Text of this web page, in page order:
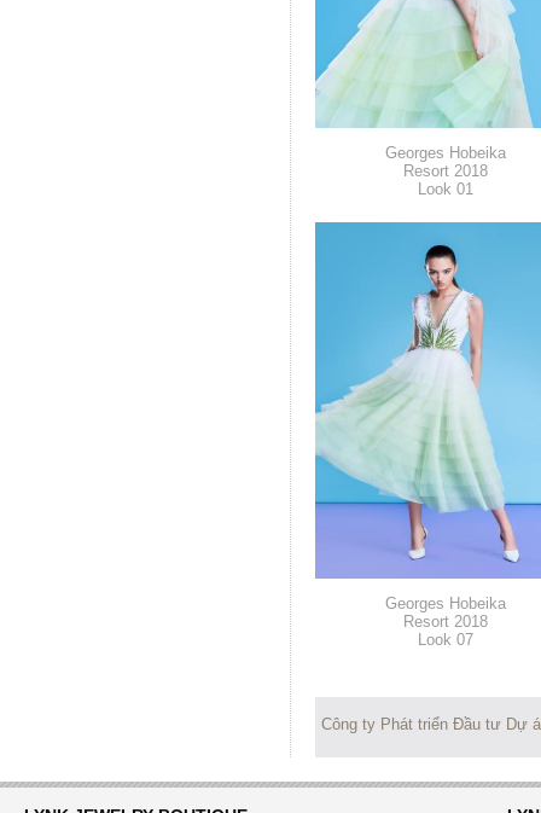
Georges Hobeika
Resort 2018
Look 01
Georges Hobeika
Resort 2018
Look 07
Công ty Phát triển Đầu tư Dự